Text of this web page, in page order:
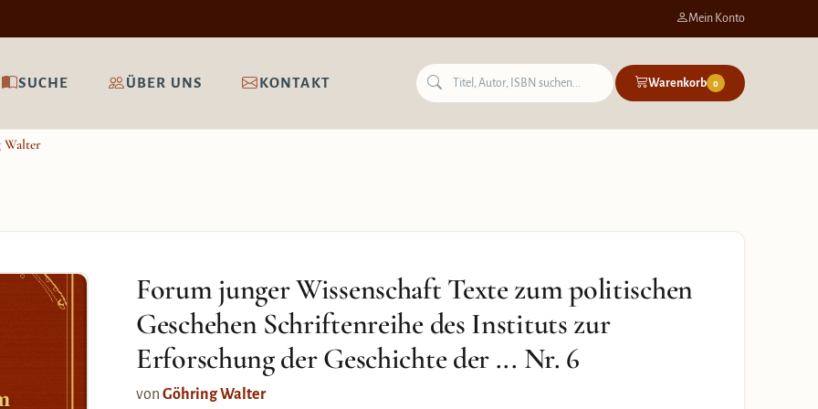
Mein Konto
SUCHE ÜBER UNS KONTAKT Warenkorb 0
Walter
Forum junger Wissenschaft Texte zum politischen
Geschehen Schriftenreihe des Instituts zur
Erforschung der Geschichte der ... Nr. 6
von Göhring Walter